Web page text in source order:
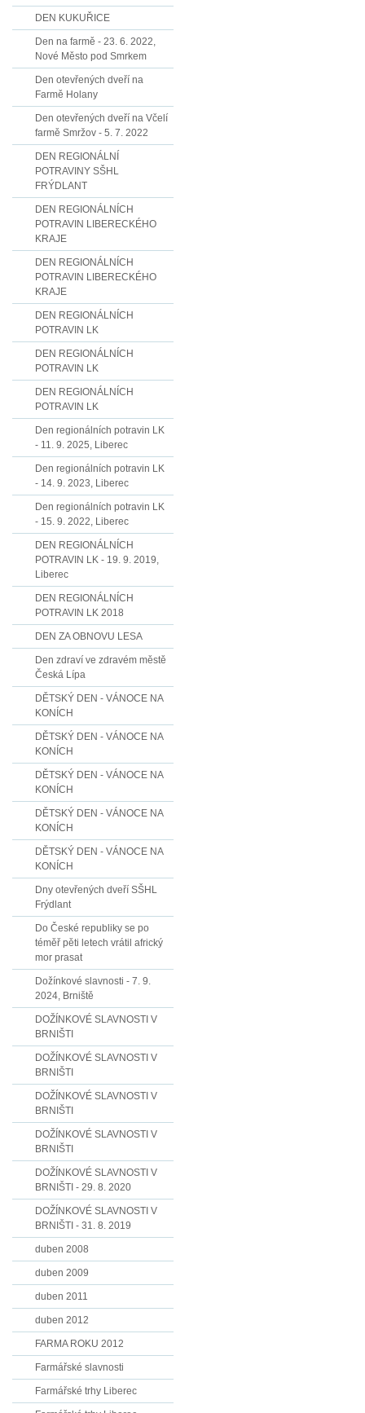
DEN KUKUŘICE
Den na farmě - 23. 6. 2022,
Nové Město pod Smrkem
Den otevřených dveří na
Farmě Holany
Den otevřených dveří na Včelí
farmě Smržov - 5. 7. 2022
DEN REGIONÁLNÍ
POTRAVINY SŠHL
FRÝDLANT
DEN REGIONÁLNÍCH
POTRAVIN LIBERECKÉHO
KRAJE
DEN REGIONÁLNÍCH
POTRAVIN LIBERECKÉHO
KRAJE
DEN REGIONÁLNÍCH
POTRAVIN LK
DEN REGIONÁLNÍCH
POTRAVIN LK
DEN REGIONÁLNÍCH
POTRAVIN LK
Den regionálních potravin LK
- 11. 9. 2025, Liberec
Den regionálních potravin LK
- 14. 9. 2023, Liberec
Den regionálních potravin LK
- 15. 9. 2022, Liberec
DEN REGIONÁLNÍCH
POTRAVIN LK - 19. 9. 2019,
Liberec
DEN REGIONÁLNÍCH
POTRAVIN LK 2018
DEN ZA OBNOVU LESA
Den zdraví ve zdravém městě
Česká Lípa
DĚTSKÝ DEN - VÁNOCE NA
KONÍCH
DĚTSKÝ DEN - VÁNOCE NA
KONÍCH
DĚTSKÝ DEN - VÁNOCE NA
KONÍCH
DĚTSKÝ DEN - VÁNOCE NA
KONÍCH
DĚTSKÝ DEN - VÁNOCE NA
KONÍCH
Dny otevřených dveří SŠHL
Frýdlant
Do České republiky se po
téměř pěti letech vrátil africký
mor prasat
Dožínkové slavnosti - 7. 9.
2024, Brniště
DOŽÍNKOVÉ SLAVNOSTI V
BRNIŠTI
DOŽÍNKOVÉ SLAVNOSTI V
BRNIŠTI
DOŽÍNKOVÉ SLAVNOSTI V
BRNIŠTI
DOŽÍNKOVÉ SLAVNOSTI V
BRNIŠTI
DOŽÍNKOVÉ SLAVNOSTI V
BRNIŠTI - 29. 8. 2020
DOŽÍNKOVÉ SLAVNOSTI V
BRNIŠTI - 31. 8. 2019
duben 2008
duben 2009
duben 2011
duben 2012
FARMA ROKU 2012
Farmářské slavnosti
Farmářské trhy Liberec